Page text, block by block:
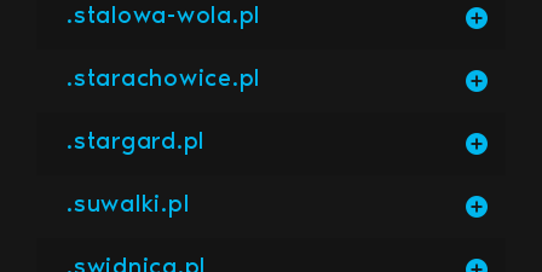
.stalowa-wola.pl
.starachowice.pl
.stargard.pl
.suwalki.pl
.swidnica.pl